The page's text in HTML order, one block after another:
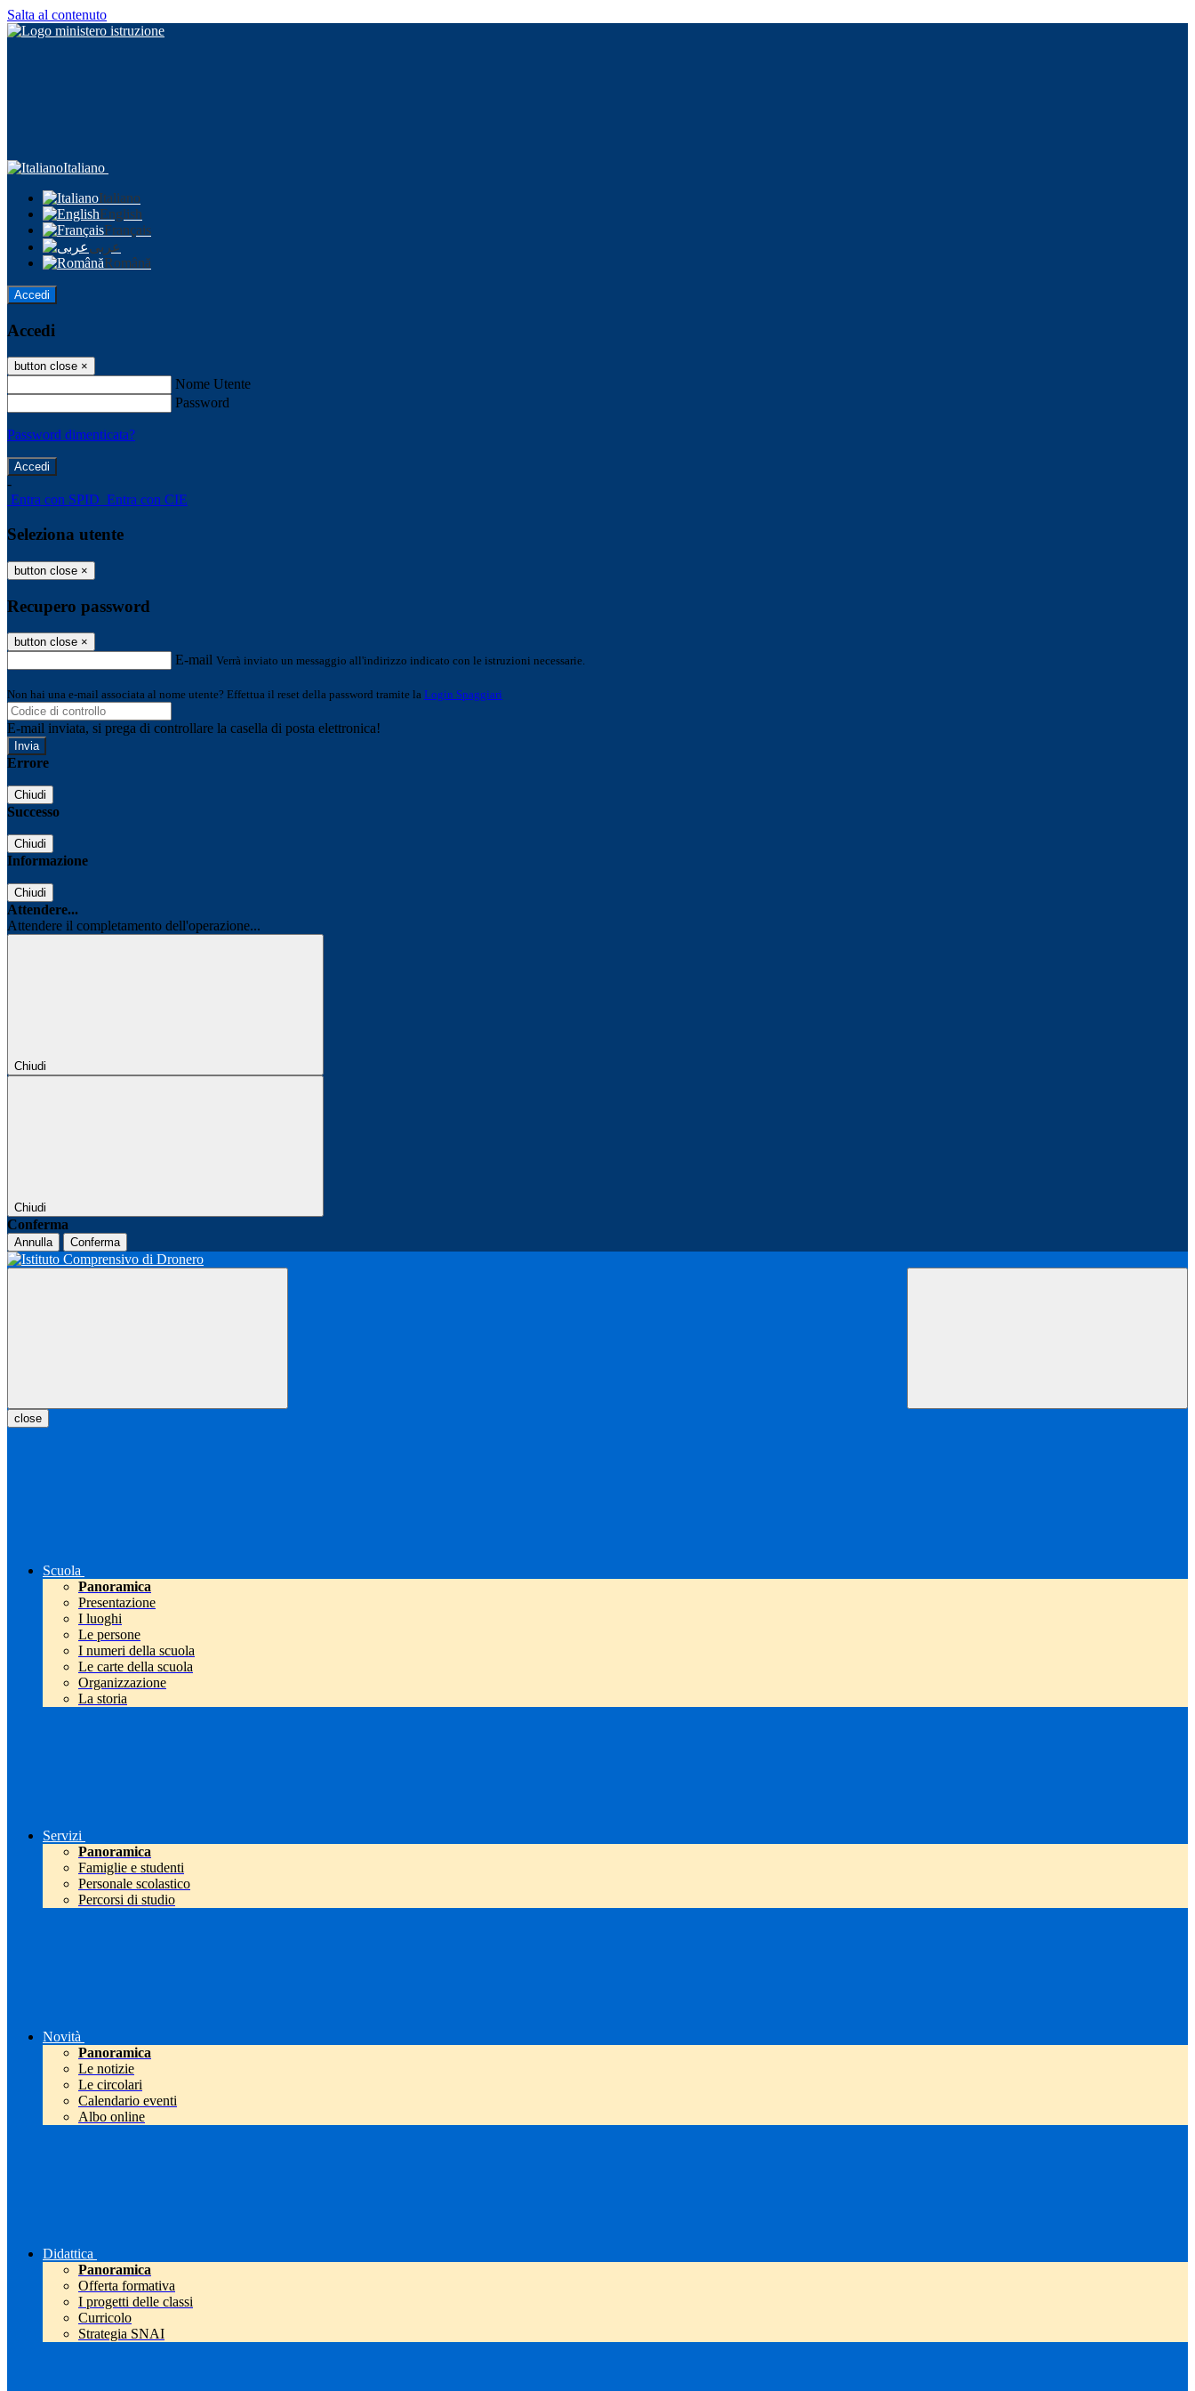
Salta al contenuto
Italiano
Italiano
English
Français
عربى
Română
Accedi
Accedi
button close ×
Nome Utente
Password
Password dimenticata?
-
Entra con SPID Entra con CIE
Seleziona utente
button close ×
Recupero password
button close ×
E-mail Verrà inviato un messaggio all'indirizzo indicato con le istruzioni necessarie.
Non hai una e-mail associata al nome utente? Effettua il reset della password tramite la Login Spaggiari
E-mail inviata, si prega di controllare la casella di posta elettronica!
Errore
Chiudi
Successo
Chiudi
Informazione
Chiudi
Attendere...
Attendere il completamento dell'operazione...
Chiudi
Chiudi
Conferma
Annulla Conferma
close
Scuola
Panoramica
Presentazione
I luoghi
Le persone
I numeri della scuola
Le carte della scuola
Organizzazione
La storia
Servizi
Panoramica
Famiglie e studenti
Personale scolastico
Percorsi di studio
Novità
Panoramica
Le notizie
Le circolari
Calendario eventi
Albo online
Didattica
Panoramica
Offerta formativa
I progetti delle classi
Curricolo
Strategia SNAI